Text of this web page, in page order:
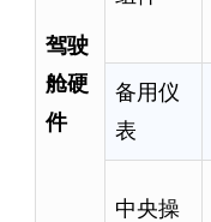
驾驶
舱硬
件
备用仪
表
中央操